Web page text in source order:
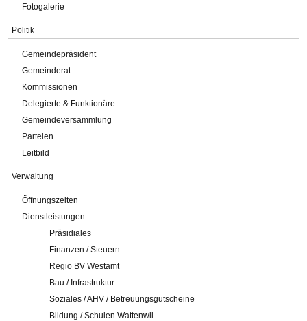
Fotogalerie
Politik
Gemeindepräsident
Gemeinderat
Kommissionen
Delegierte & Funktionäre
Gemeindeversammlung
Parteien
Leitbild
Verwaltung
Öffnungszeiten
Dienstleistungen
Präsidiales
Finanzen / Steuern
Regio BV Westamt
Bau / Infrastruktur
Soziales / AHV / Betreuungsgutscheine
Bildung / Schulen Wattenwil